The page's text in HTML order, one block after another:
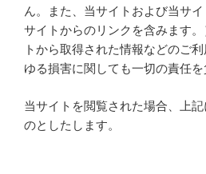
ん。また、当サイトおよび当サ
サイトからのリンクを含みます
トから取得された情報などのご
ゆる損害に関しても一切の責任を
当サイトを閲覧された場合、上
のとしたします。